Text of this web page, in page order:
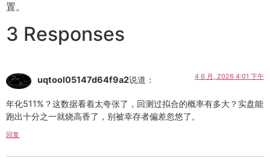
置。
3 Responses
uqtool05147d64f9a2说道： 4 6 月, 2026 4:01 下午
年化511%？这数据看着太夸张了，回测过拟合的概率有多大？实盘能
跑出十分之一就烧高香了，别被幸存者偏差忽悠了。
回复